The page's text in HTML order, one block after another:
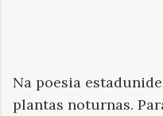
Na poesia
plantas noturnas.